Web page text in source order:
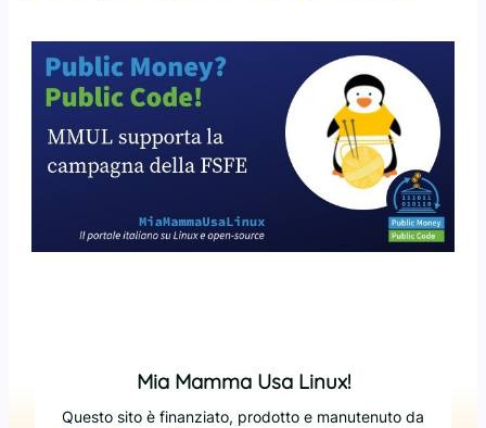
Mia Mamma Usa Linux!
Questo sito è finanziato, prodotto e manutenuto da